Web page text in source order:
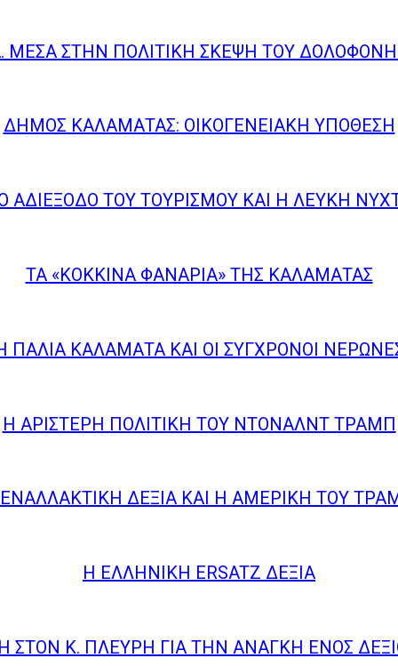
ΜΈΣΑ ΣΤΗΝ ΠΟΛΙΤΙΚΉ ΣΚΈΨΗ ΤΟΥ
ΔΉΜΟΣ ΚΑΛΑΜΆΤΑΣ: ΟΙΚΟΓΕΝΕΙΑΚΉ ΥΠΌΘΕΣΗ
ΑΔΙΈΞΟΔΟ ΤΟΥ ΤΟΥΡΙΣΜΟΎ ΚΑΙ Η ΛΕΎΚΗ
ΤΑ «ΚΌΚΚΙΝΑ ΦΑΝΆΡΙΑ» ΤΗΣ ΚΑΛΑΜΆΤΑΣ
ΠΑΛΙΆ ΚΑΛΑΜΆΤΑ ΚΑΙ ΟΙ ΣΎΓΧΡΟΝΟΙ
Η ΑΡΙΣΤΕΡΉ ΠΟΛΙΤΙΚΉ ΤΟΥ ΝΤΌΝΑΛΝΤ ΤΡΑΜΠ
ΔΕΞΙΆ ΚΑΙ Η ΑΜΕΡΙΚΉ ΤΟΥ
Η ΕΛΛΗΝΙΚΉ ERSATZ ΔΕΞΙΆ
ΣΤΟΝ Κ. ΠΛΕΎΡΗ ΓΙΑ ΤΗΝ ΑΝΆΓΚΗ ΕΝΌΣ